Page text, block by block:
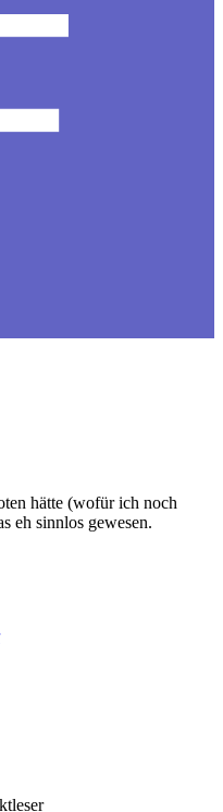
hätte (wofür ich noch
eh sinnlos gewesen.